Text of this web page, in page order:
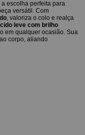
a escolha perfeita para
versátil. Com
, valoriza o colo e realça
leve com brilho
em qualquer ocasião. Sua
corpo, aliando